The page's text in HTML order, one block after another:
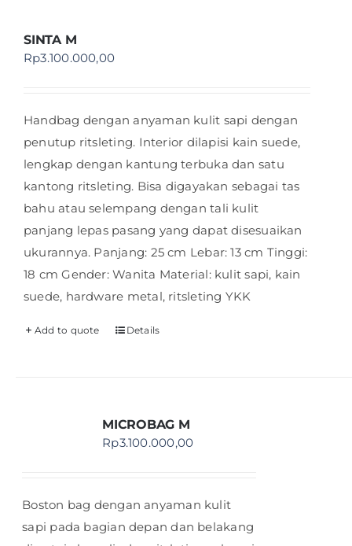
SINTA M
Rp3.100.000,00
Handbag dengan anyaman kulit sapi dengan
penutup ritsleting. Interior dilapisi kain suede,
lengkap dengan kantung terbuka dan satu
kantong ritsleting. Bisa digayakan sebagai tas
bahu atau selempang dengan tali kulit
panjang lepas pasang yang dapat disesuaikan
ukurannya. Panjang: 25 cm Lebar: 13 cm Tinggi:
18 cm Gender: Wanita Material: kulit sapi, kain
suede, hardware metal, ritsleting YKK
Add to quote Details
MICROBAG M
Rp3.100.000,00
Boston bag dengan anyaman kulit
sapi pada bagian depan dan belakang